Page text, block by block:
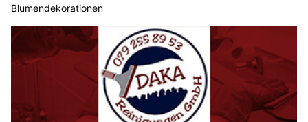
Blumendekorationen